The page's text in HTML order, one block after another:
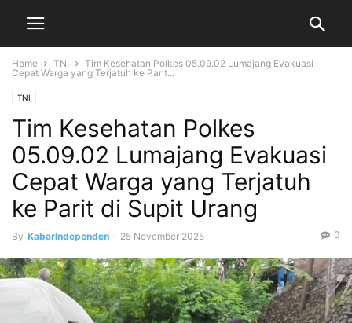
Home TNI
Tim Kesehatan Polkes 05.09.02 Lumajang Evakuasi
Cepat Warga yang Terjatuh ke Parit...
TNI
Tim Kesehatan Polkes
05.09.02 Lumajang Evakuasi
Cepat Warga yang Terjatuh
ke Parit di Supit Urang
By KabarIndependen - 25 November 2025 0